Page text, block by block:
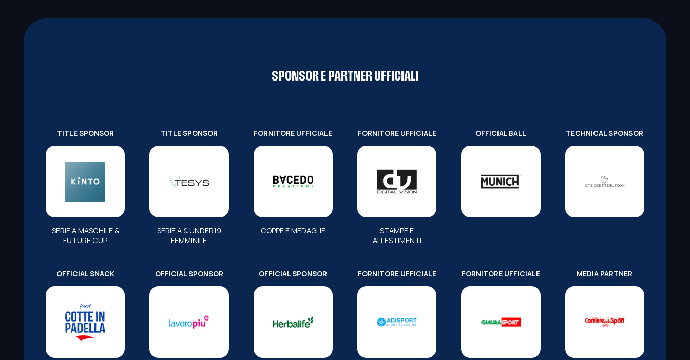
SPONSOR E PARTNER UFFICIALI
TITLE SPONSOR
SERIE A MASCHILE &
FUTURE CUP
TITLE SPONSOR
SERIE A & UNDER19
FEMMINILE
FORNITORE UFFICIALE
COPPE E MEDAGLIE
FORNITORE UFFICIALE
STAMPE E
ALLESTIMENTI
OFFICIAL BALL TECHNICAL SPONSOR
OFFICIAL SNACK OFFICIAL SPONSOR OFFICIAL SPONSOR FORNITORE UFFICIALE FORNITORE UFFICIALE MEDIA PARTNER